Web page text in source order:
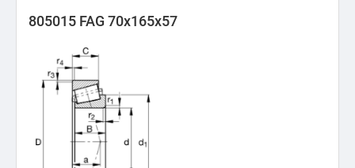
805015 FAG 70x165x57